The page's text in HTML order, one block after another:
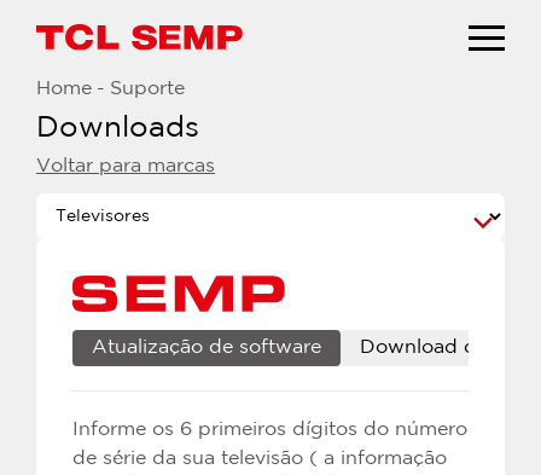
Home - Suporte
Downloads
Voltar para marcas
Atualização de software Download de
Informe os 6 primeiros dígitos do número
de série da sua televisão ( a informação